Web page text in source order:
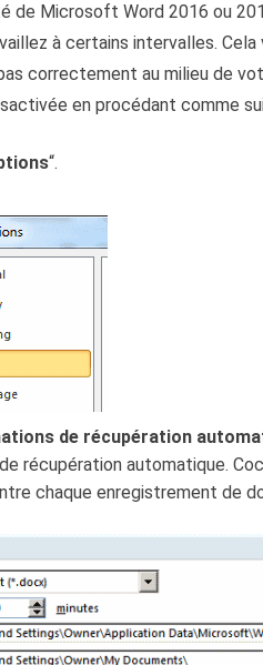
de Microsoft Word 2016 ou
à certains intervalles. Cela
correctement au milieu de
en procédant comme
“.
de récupération
récupération automatique.
chaque enregistrement de